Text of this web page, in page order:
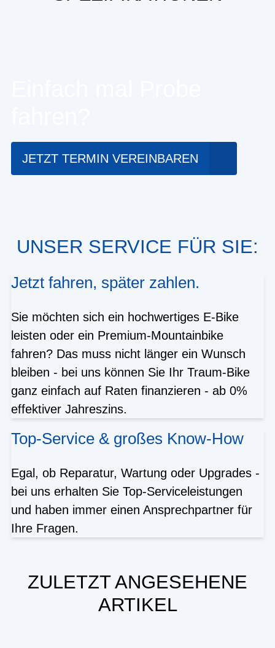
JETZT TERMIN VEREINBAREN
UNSER SERVICE FÜR SIE:
Jetzt fahren, später zahlen.
Sie möchten sich ein hochwertiges E-Bike
leisten oder ein Premium-Mountainbike
fahren? Das muss nicht länger ein Wunsch
bleiben - bei uns können Sie Ihr Traum-Bike
ganz einfach auf Raten finanzieren - ab 0%
effektiver Jahreszins.
Top-Service & großes Know-How
Egal, ob Reparatur, Wartung oder Upgrades -
bei uns erhalten Sie Top-Serviceleistungen
und haben immer einen Ansprechpartner für
Ihre Fragen.
ZULETZT ANGESEHENE
ARTIKEL